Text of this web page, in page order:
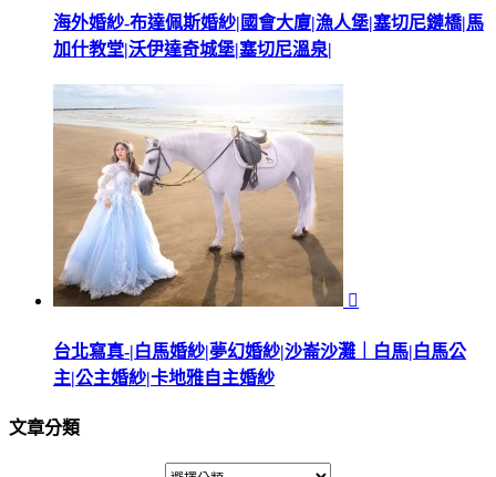
海外婚紗-布達佩斯婚紗|國會大廈|漁人堡|塞切尼鏈橋|馬
加什教堂|沃伊達奇城堡|塞切尼溫泉|

台北寫真-|白馬婚紗|夢幻婚紗|沙崙沙灘｜白馬|白馬公
主|公主婚紗|卡地雅自主婚紗
文章分類